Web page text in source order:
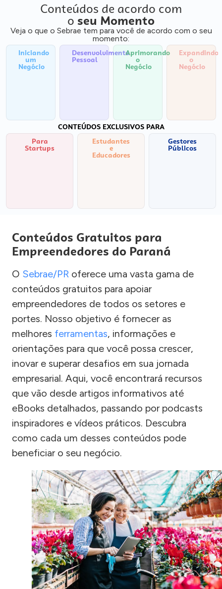
Conteúdos de acordo com
o seu Momento
Veja o que o Sebrae tem para você de acordo com o seu
momento:
Iniciando
um
Negócio
Desenvolvimento
Pessoal
Aprimorando
o
Negócio
Expandindo
o
Negócio
CONTEÚDOS EXCLUSIVOS PARA
Para
Startups
Estudantes
e
Educadores
Gestores
Públicos
Conteúdos Gratuitos para
Empreendedores do Paraná
O Sebrae/PR oferece uma vasta gama de
conteúdos gratuitos para apoiar
empreendedores de todos os setores e
portes. Nosso objetivo é fornecer as
melhores ferramentas, informações e
orientações para que você possa crescer,
inovar e superar desafios em sua jornada
empresarial. Aqui, você encontrará recursos
que vão desde artigos informativos até
eBooks detalhados, passando por podcasts
inspiradores e vídeos práticos. Descubra
como cada um desses conteúdos pode
beneficiar o seu negócio.